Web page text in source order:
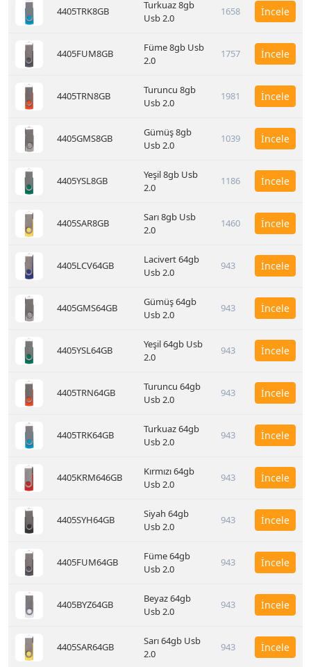
4405TRK8GB
Turkuaz 8gb
Usb 2.0
1658 İncele
4405FUM8GB
Füme 8gb Usb
2.0
1757 İncele
4405TRN8GB
Turuncu 8gb
Usb 2.0
1981 İncele
4405GMS8GB
Gümüş 8gb
Usb 2.0
1039 İncele
4405YSL8GB
Yeşil 8gb Usb
2.0
1186 İncele
4405SAR8GB
Sarı 8gb Usb
2.0
1460 İncele
4405LCV64GB
Lacivert 64gb
Usb 2.0
943 İncele
4405GMS64GB
Gümüş 64gb
Usb 2.0
943 İncele
4405YSL64GB
Yeşil 64gb Usb
2.0
943 İncele
4405TRN64GB
Turuncu 64gb
Usb 2.0
943 İncele
4405TRK64GB
Turkuaz 64gb
Usb 2.0
943 İncele
4405KRM646GB
Kırmızı 64gb
Usb 2.0
943 İncele
4405SYH64GB
Siyah 64gb
Usb 2.0
943 İncele
4405FUM64GB
Füme 64gb
Usb 2.0
943 İncele
4405BYZ64GB
Beyaz 64gb
Usb 2.0
943 İncele
4405SAR64GB
Sarı 64gb Usb
2.0
943 İncele